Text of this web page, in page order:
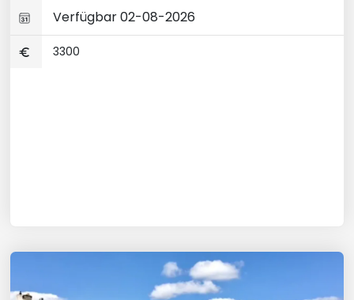
Verfügbar 02-08-2026
3300